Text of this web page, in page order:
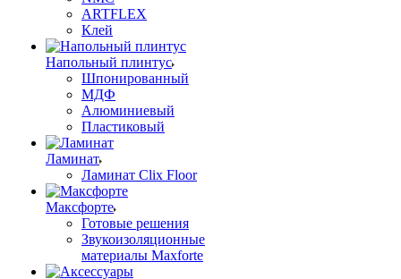
ARTFLEX
Клей
Напольный плинтус
Шпонированный
МДФ
Алюминиевый
Пластиковый
Ламинат
Ламинат Clix Floor
Максфорте
Готовые решения
Звукоизоляционные
материалы Maxforte